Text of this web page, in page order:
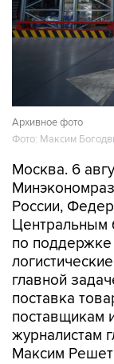
Архивное фото
Фото: Максим
Москва. 6
России,
Центральным
по поддержке
главной
поставка
поставщикам
журналистам
Максим